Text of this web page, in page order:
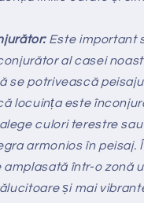
Este important
al casei
se potrivească
locuința este
culori terestre
armonios în peisaj.
într-o zonă
și mai